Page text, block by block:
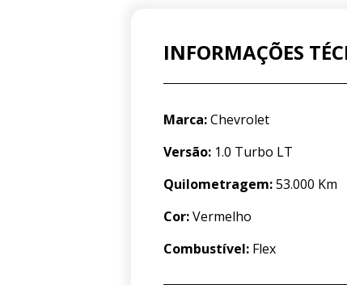
INFORMAÇÕES
Marca:Chevrolet
Versão: 1.0 Turbo LT
Quilometragem:53.000 Km
Cor:Vermelho
Combustível: Flex